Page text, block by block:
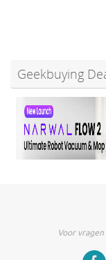
Geekbuying
Voor